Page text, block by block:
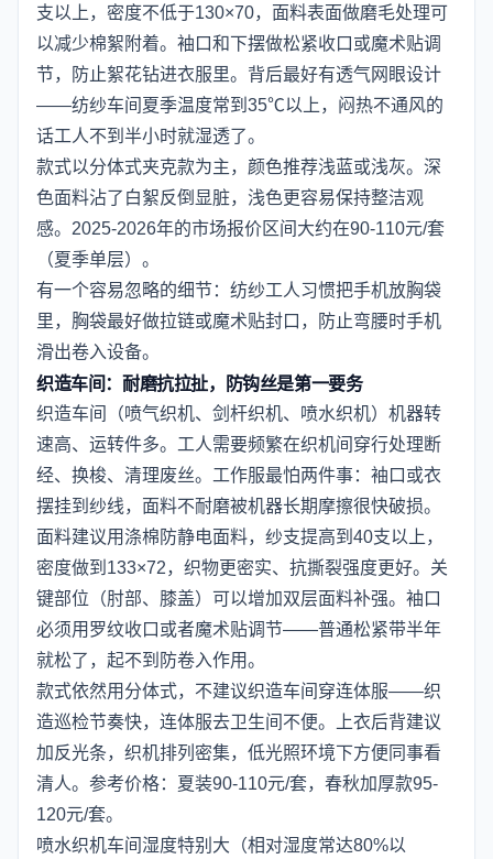
支以上，密度不低于130×70，面料表面做磨毛处理可
以减少棉絮附着。袖口和下摆做松紧收口或魔术贴调
节，防止絮花钻进衣服里。背后最好有透气网眼设计
——纺纱车间夏季温度常到35℃以上，闷热不通风的
话工人不到半小时就湿透了。
款式以分体式夹克款为主，颜色推荐浅蓝或浅灰。深
色面料沾了白絮反倒显脏，浅色更容易保持整洁观
感。2025-2026年的市场报价区间大约在90-110元/套
（夏季单层）。
有一个容易忽略的细节：纺纱工人习惯把手机放胸袋
里，胸袋最好做拉链或魔术贴封口，防止弯腰时手机
滑出卷入设备。
织造车间：耐磨抗拉扯，防钩丝是第一要务
织造车间（喷气织机、剑杆织机、喷水织机）机器转
速高、运转件多。工人需要频繁在织机间穿行处理断
经、换梭、清理废丝。工作服最怕两件事：袖口或衣
摆挂到纱线，面料不耐磨被机器长期摩擦很快破损。
面料建议用涤棉防静电面料，纱支提高到40支以上，
密度做到133×72，织物更密实、抗撕裂强度更好。关
键部位（肘部、膝盖）可以增加双层面料补强。袖口
必须用罗纹收口或者魔术贴调节——普通松紧带半年
就松了，起不到防卷入作用。
款式依然用分体式，不建议织造车间穿连体服——织
造巡检节奏快，连体服去卫生间不便。上衣后背建议
加反光条，织机排列密集，低光照环境下方便同事看
清人。参考价格：夏装90-110元/套，春秋加厚款95-
120元/套。
喷水织机车间湿度特别大（相对湿度常达80%以